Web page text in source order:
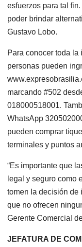
esfuerzos para tal
poder brindar
Gustavo Lobo.
Para conocer toda la
personas pueden
marcando #502
018000518001.
WhatsApp
pueden comprar
terminales y puntos
“Es importante que
legal y seguro como
tomen la decisión de
que no ofrecen
Gerente Comercial
JEFATURA DE